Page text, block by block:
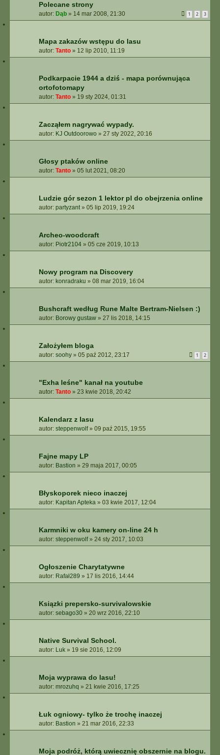
Polecane strony
autor: Dąb » 14 mar 2008, 21:30 1 2 3
Mapa zakazów wstępu do lasu
autor: Tanto » 12 lip 2010, 11:19
Podkarpacie 1944 a dziś - mapa porównująca
ortofotomapy
autor: Tanto » 19 sty 2024, 01:31
Zacząłem nagrywać wypady.
autor: KJ Outdoorowo » 27 sty 2022, 20:16
Głosy ptaków online
autor: Tanto » 05 lut 2021, 08:20
Ludzie gór sezon 1 lektor pl do obejrzenia online
autor: partyzant» 05 lip 2019, 19:24
Archeo-woodcraft
autor: Piotr2104 » 05 cze 2019, 10:13
Nowy program na Discovery
autor: konradraku » 08 mar 2019, 16:04
Bushcraft według Rune Malte Bertram-Nielsen :)
autor: Borowy gustaw » 27 lis 2018, 14:15
Założyłem bloga
autor: soohy » 05 paź 2012, 23:17 1 2
"Exha leśne" kanał na youtube
autor: Tanto » 23 kwie 2018, 20:42
Kalendarz z lasu
autor: steppenwolf» 09 paź 2015, 19:55
Fajne mapy LP
autor: Bastion » 29 maja 2017, 00:05
Błyskoporek nieco inaczej
autor: Kapitan Apteka » 03 kwie 2017, 12:04
Karmniki w oku kamery on-line 24 h
autor: steppenwolf» 24 sty 2017, 10:03
Ogłoszenie Charytatywne
autor: Rafał289 » 17 lis 2016, 14:44
Ksiązki prepersko-survivalowskie
autor: sebago30 » 20 wrz 2016, 22:10
Native Survival School.
autor: Luk » 19 sie 2016, 12:09
Moja wyprawa do lasu!
autor: mrozuhq » 21 kwie 2016, 17:25
Łuk ogniowy- tylko że trochę inaczej
autor: Bastion » 21 mar 2016, 22:33
Moja podróż, którą uwiecznię obszernie na blogu.